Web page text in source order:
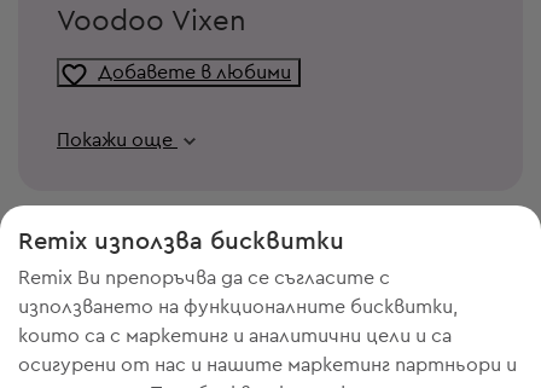
Voodoo Vixen
Добавете в любими
Покажи още
Remix използва бисквитки
Remix Ви препоръчва да се съгласите с
използването на функционалните бисквитки,
които са с маркетинг и аналитични цели и са
осигурени от нас и нашите маркетинг партньори и